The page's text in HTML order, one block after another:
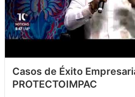
Casos de Éxito
PROTECTOIMPAC